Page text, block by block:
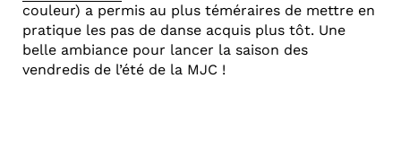
couleur) a permis au plus téméraires de mettre en
pratique les pas de danse acquis plus tôt. Une
belle ambiance pour lancer la saison des
vendredis de l’été de la MJC !